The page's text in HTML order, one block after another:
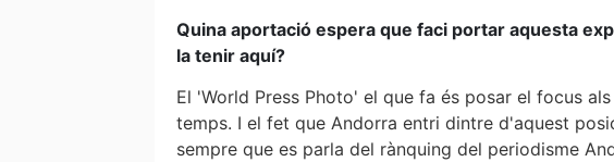
Quina aportació espera que faci portar aquesta
la tenir aquí?
El 'World Press Photo' el que fa és posar el focus
temps. I el fet que Andorra entri dintre d'aquest
sempre que es parla del rànquing del periodisme